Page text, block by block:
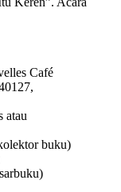
Café
atau
buku)